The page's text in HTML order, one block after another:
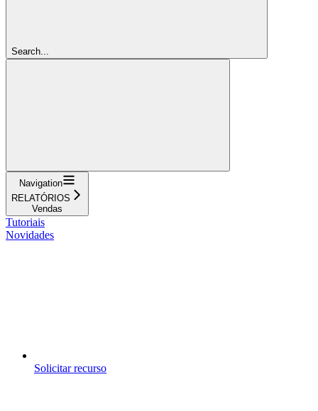
Search...
Navigation
RELATÓRIOS
Vendas
Tutoriais
Novidades
Solicitar recurso